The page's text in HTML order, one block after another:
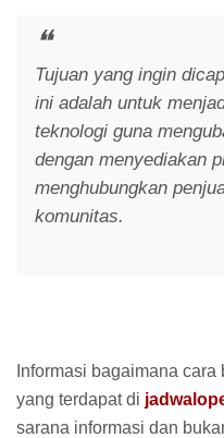
Tujuan yang ingin
ini adalah untuk
teknologi guna
dengan menyediakan
menghubungkan
komunitas.
Informasi bagaimana
yang terdapat di
sarana informasi dan